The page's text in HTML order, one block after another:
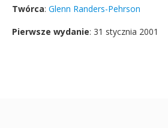
Twórca: Glenn Randers-Pehrson
Pierwsze wydanie: 31 stycznia 2001